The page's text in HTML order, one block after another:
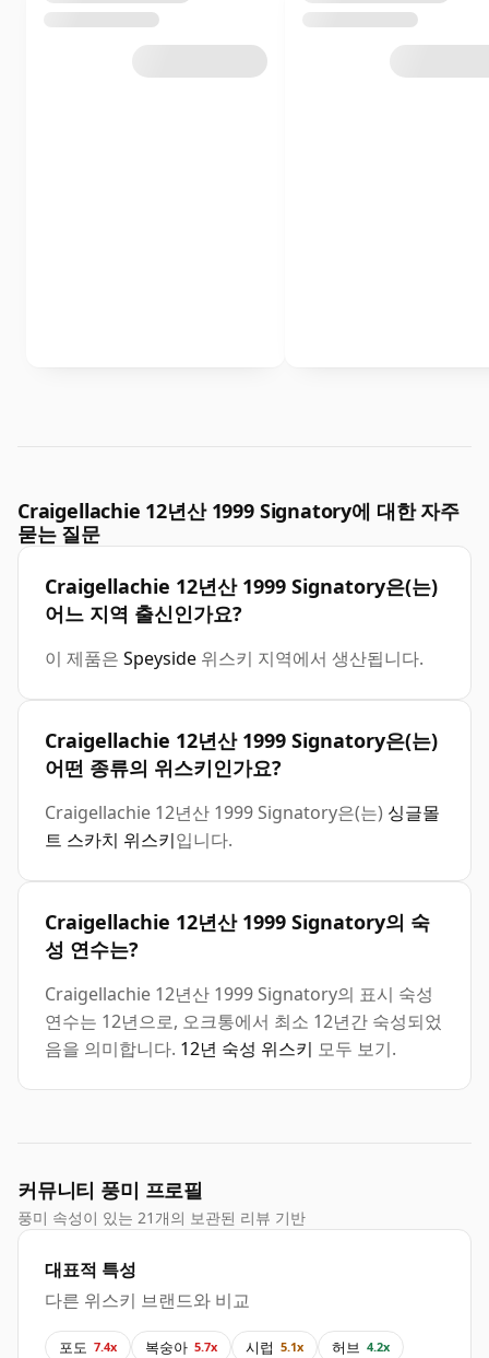
Craigellachie 12년산 1999 Signatory에 대한 자주
묻는 질문
Craigellachie 12년산 1999 Signatory은(는)
어느 지역 출신인가요?
이 제품은 Speyside 위스키 지역에서 생산됩니다.
Craigellachie 12년산 1999 Signatory은(는)
어떤 종류의 위스키인가요?
Craigellachie 12년산 1999 Signatory은(는) 싱글몰
트 스카치 위스키입니다.
Craigellachie 12년산 1999 Signatory의 숙
성 연수는?
Craigellachie 12년산 1999 Signatory의 표시 숙성
연수는 12년으로, 오크통에서 최소 12년간 숙성되었
음을 의미합니다. 12년 숙성 위스키 모두 보기.
커뮤니티 풍미 프로필
풍미 속성이 있는 21개의 보관된 리뷰 기반
대표적 특성
다른 위스키 브랜드와 비교
포도 7.4x 복숭아 5.7x 시럽 5.1x 허브 4.2x